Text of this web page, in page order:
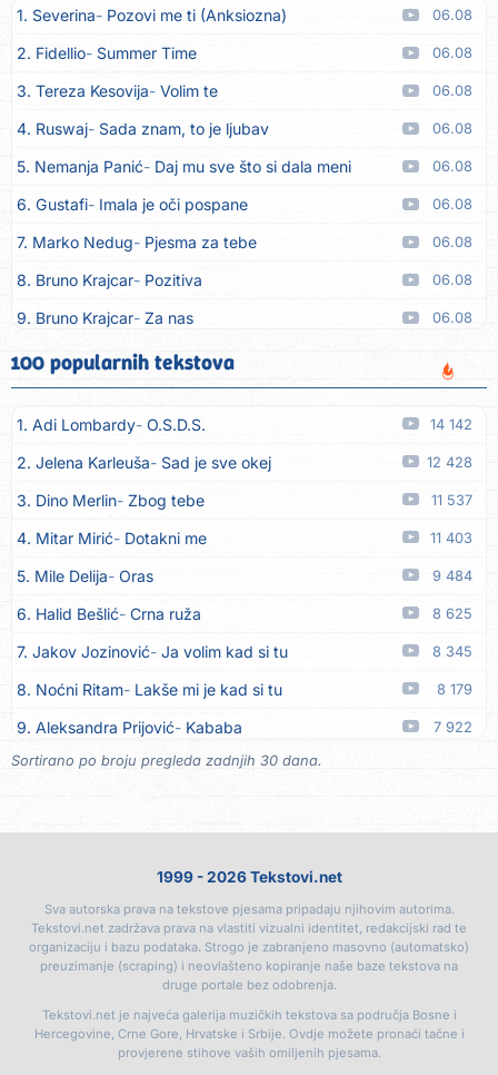
1. Severina Pozovi me ti (Anksiozna) 06.08
2. Fidellio Summer Time 06.08
3. Tereza Kesovija Volim te 06.08
4. Ruswaj Sada znam, to je ljubav 06.08
5. Nemanja Panić Daj mu sve što si dala meni 06.08
6. Gustafi Imala je oči pospane 06.08
7. Marko Nedug Pjesma za tebe 06.08
8. Bruno Krajcar Pozitiva 06.08
9. Bruno Krajcar Za nas 06.08
10. Tereza Kesovija Da li ću moći
11. Lidija Bačić Neka se vino toči (Nazdravlje) 06.08
12. Karin Kuljanić Nisi zavridel 06.08
13. Tamara Brusić Nigdi ni lipo ko doma 06.08
14. Tamara Brusić Biž´mo ća 06.08
15. Rusko Richie Bila si, bila 06.08
16. Rusko Richie Ti i ja 06.08
17. Azra Husarkić Ako treba 06.08
18. Azra Husarkić Ljubavnice 06.08
19. Azra Husarkić Zakon jačeg 06.08
20. Azra Husarkić Premalo 06.08
21. Azra Husarkić Omađijana
Oče i majko
25. Azra Husarkić Malo ja, malo ti 06.08
26. Alen Hasanović Fanatik 05.08
27. Husnija Mešaljić - Hule
28. In Vivo Brunello 05.08
100 popularnih tekstova
1. Adi Lombardy O.S.D.S. 14 142
2. Jelena Karleuša Sad je sve okej 12 428
3. Dino Merlin Zbog tebe 11 537
4. Mitar Mirić Dotakni me 11 403
5. Mile Delija Oras 9 484
6. Halid Bešlić Crna ruža 8 625
7. Jakov Jozinović Ja volim kad si tu 8 345
8. Noćni Ritam Lakše mi je kad si tu 8 179
9. Aleksandra Prijović Kababa 7 922
10. Halid Bešlić Ljiljani
Rekla si mi
14. Karlo! Mon amour 6 397
15. Vesna Zmijanac Ovo u grudima 6 359
16. Džej Ramadanovski Ova mačka do mene
17. Amira Medunjanin Pjevat ćemo šta nam srce zna 5 892
Sortirano po broju pregleda zadnjih 30 dana.
1999 - 2026 Tekstovi.net
Sva autorska prava na tekstove pjesama pripadaju njihovim autorima.
Tekstovi.net zadržava prava na vlastiti vizualni identitet, redakcijski rad te
organizaciju i bazu podataka. Strogo je zabranjeno masovno (automatsko)
preuzimanje (scraping) i neovlašteno kopiranje naše baze tekstova na
druge portale bez odobrenja.
Tekstovi.net je najveća galerija muzičkih tekstova sa područja Bosne i
Hercegovine, Crne Gore, Hrvatske i Srbije. Ovdje možete pronaći tačne i
provjerene stihove vaših omiljenih pjesama.